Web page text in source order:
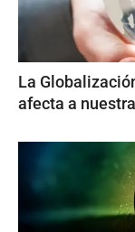
La
afecta a